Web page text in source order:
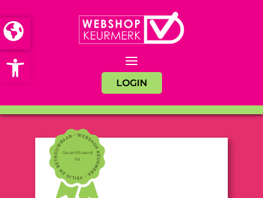
Open toolbar
LOGIN
Gecertificeerd
lid